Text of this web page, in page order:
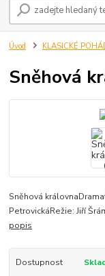
Úvod KLASICKÉ
Sněhová
Sněhová
PetrovickáRežie: Jiří
popis
Dostupnost